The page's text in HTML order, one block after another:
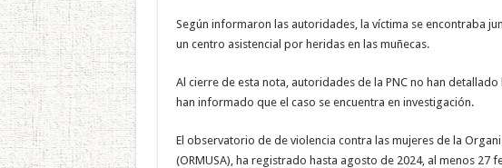
Según informaron las autoridades, la víctima se encontraba
un centro asistencial por heridas en las muñecas.
Al cierre de esta nota, autoridades de la PNC no han
han informado que el caso se encuentra en investigación.
El observatorio de de violencia contra las mujeres de la
(ORMUSA), ha registrado hasta agosto de 2024, al menos 27